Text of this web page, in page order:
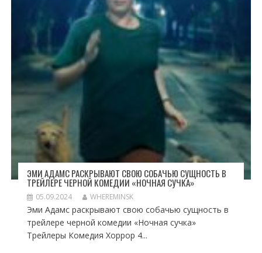
ЭМИ АДАМС РАСКРЫВАЮТ СВОЮ СОБАЧЬЮ СУЩНОСТЬ В
ТРЕЙЛЕРЕ ЧЕРНОЙ КОМЕДИИ «НОЧНАЯ СУЧКА»
05.09.2024 WHEREMINSK
Эми Адамс раскрывают свою собачью сущность в
трейлере черной комедии «Ночная сучка»
Трейлеры Комедия Хоррор 4...